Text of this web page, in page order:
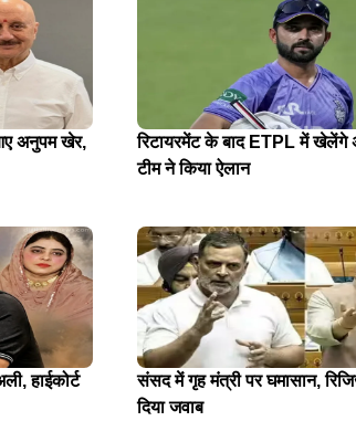
अनुपम खेर,
रिटायरमेंट के बाद ETPL में खेलेंगे
टीम ने किया ऐलान
हाईकोर्ट
संसद में गृह मंत्री पर घमासान,
दिया जवाब